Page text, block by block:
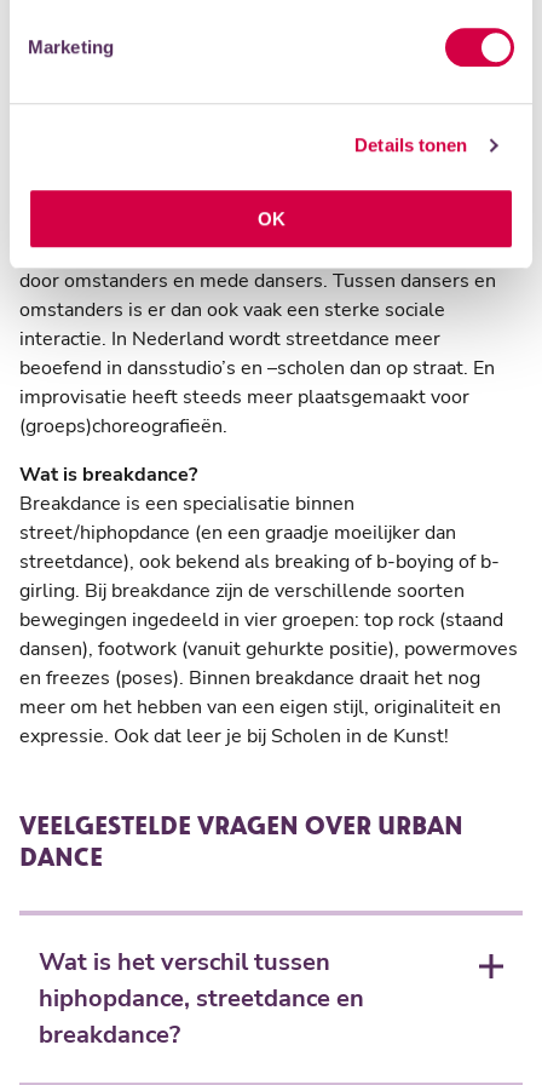
Marketing
Details tonen
OK
ontwikkelen. De muziek bij onze danslessen is vaak
uptempo, met een lekkere beat.
Wat is streetdance/hiphop?
Streetdance, ook wel hiphopdance, is een verzamelnaam
op middelbare scholen. Streetdance kan gezien worden
als een onderdeel van de hiphopcultuur. Kenmerkend
voor streetdance zijn o.a. improvisatie en aanmoediging
door omstanders en mede dansers. Tussen dansers en
omstanders is er dan ook vaak een sterke sociale
interactie. In Nederland wordt streetdance meer
beoefend in dansstudio’s en –scholen dan op straat. En
improvisatie heeft steeds meer plaatsgemaakt voor
(groeps)choreografieën.
Wat is breakdance?
Breakdance is een specialisatie binnen
street/hiphopdance (en een graadje moeilijker dan
streetdance), ook bekend als breaking of b-boying of b-
girling. Bij breakdance zijn de verschillende soorten
bewegingen ingedeeld in vier groepen: top rock (staand
dansen), footwork (vanuit gehurkte positie), powermoves
en freezes (poses). Binnen breakdance draait het nog
meer om het hebben van een eigen stijl, originaliteit en
expressie. Ook dat leer je bij Scholen in de Kunst!
VEELGESTELDE VRAGEN OVER URBAN
DANCE
Wat is het verschil tussen
hiphopdance, streetdance en
breakdance?